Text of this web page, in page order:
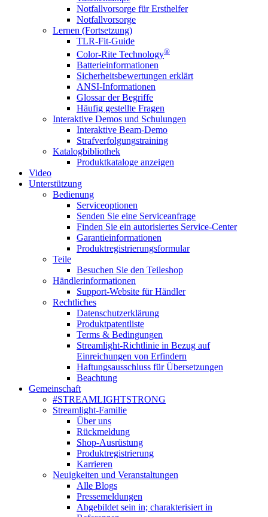
Notfallvorsorge für Ersthelfer
Notfallvorsorge
Lernen (Fortsetzung)
TLR-Fit-Guide
Color-Rite Technology®
Batterieinformationen
Sicherheitsbewertungen erklärt
ANSI-Informationen
Glossar der Begriffe
Häufig gestellte Fragen
Interaktive Demos und Schulungen
Interaktive Beam-Demo
Strafverfolgungstraining
Katalogbibliothek
Produktkataloge anzeigen
Video
Unterstützung
Bedienung
Serviceoptionen
Senden Sie eine Serviceanfrage
Finden Sie ein autorisiertes Service-Center
Garantieinformationen
Produktregistrierungsformular
Teile
Besuchen Sie den Teileshop
Händlerinformationen
Support-Website für Händler
Rechtliches
Datenschutzerklärung
Produktpatentliste
Terms & Bedingungen
Streamlight-Richtlinie in Bezug auf
Einreichungen von Erfindern
Haftungsausschluss für Übersetzungen
Beachtung
Gemeinschaft
#STREAMLIGHTSTRONG
Streamlight-Familie
Über uns
Rückmeldung
Shop-Ausrüstung
Produktregistrierung
Karrieren
Neuigkeiten und Veranstaltungen
Alle Blogs
Pressemeldungen
Abgebildet sein in; charakterisiert in